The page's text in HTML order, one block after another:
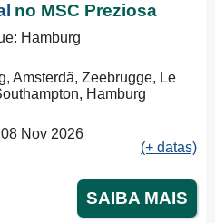
no MSC Preziosa
Hamburg
Amsterdã, Zeebrugge, Le
Hamburg
Nov 2026
(+ datas)
SAIBA MAIS